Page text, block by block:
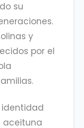
su
y
por el
identidad
aceituna